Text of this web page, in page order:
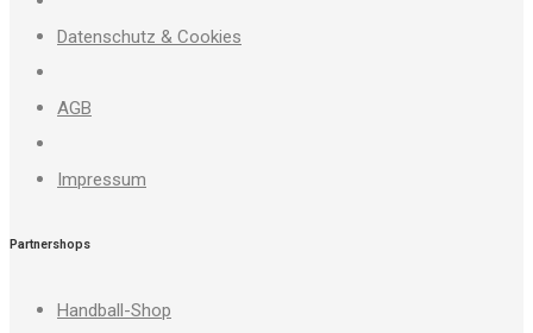
Datenschutz & Cookies
AGB
Impressum
Partnershops
Handball-Shop